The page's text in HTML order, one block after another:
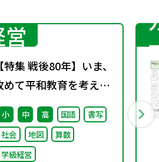
【特集 戦後80年】いま、
めて平和教育を考え
〜「あの日」を語り継
本川小学校の子どもた
〜
小 中 高 国語
書写
社会
地図
算数
学級経営